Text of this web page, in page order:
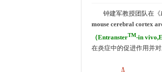
钟建军教授团队在《
mouse cerebral cortex
（EntransterTM-in
在炎症中的促进作用并